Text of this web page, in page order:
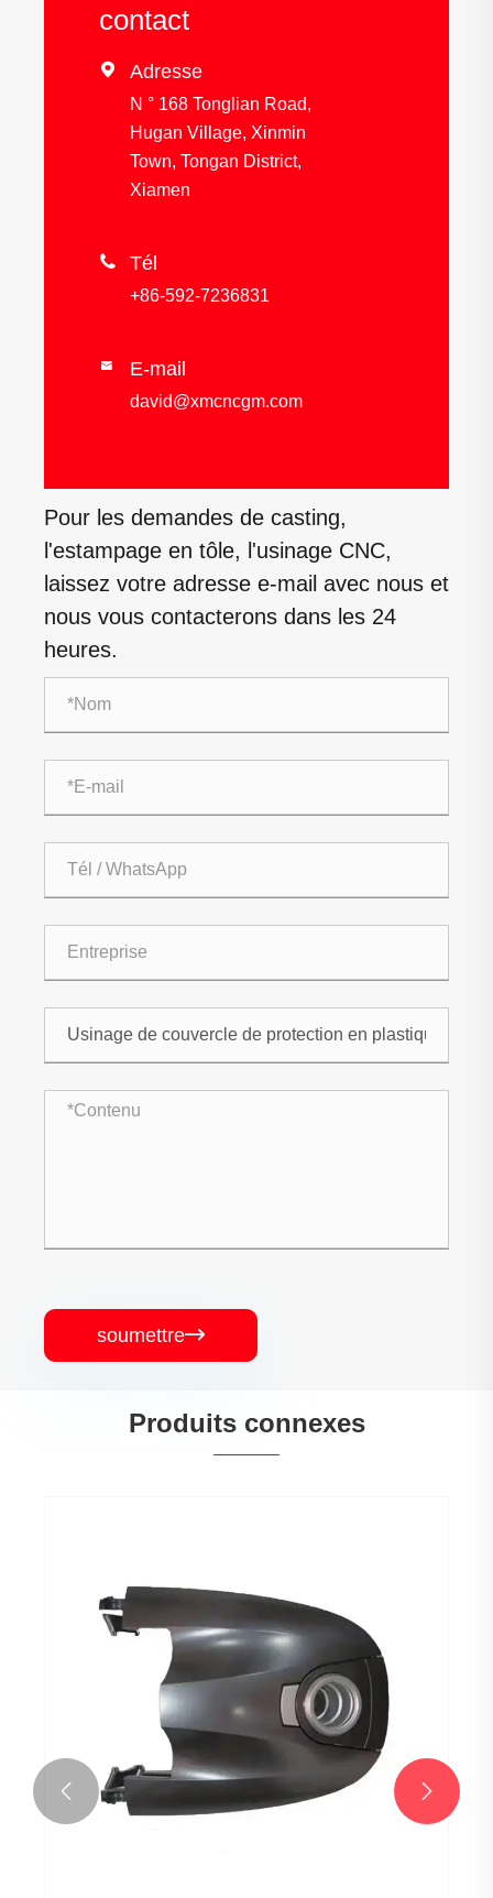
contact
 Adresse
N ° 168 Tonglian Road,
Hugan Village, Xinmin
Town, Tongan District,
Xiamen
 Tél
+86-592-7236831
 E-mail
david@xmcncgm.com
Pour les demandes de casting,
l'estampage en tôle, l'usinage CNC,
laissez votre adresse e-mail avec nous et
nous vous contacterons dans les 24
heures.
soumettre
Produits connexes
 